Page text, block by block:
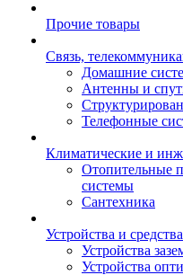
Прочие товары
Связь,
Домашние
Антенны и
Телефонные
Климатические и
Отопительные
системы
Сантехника
Устройства и
Устройства
Устройства